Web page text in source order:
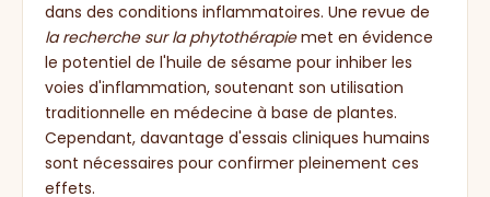
dans des conditions inflammatoires. Une revue de
la recherche sur la phytothérapiemet en évidence
le potentiel de l'huile de sésame pour inhiber les
voies d'inflammation, soutenant son utilisation
traditionnelle en médecine à base de plantes.
Cependant, davantage d'essais cliniques humains
sont nécessaires pour confirmer pleinement ces
effets.